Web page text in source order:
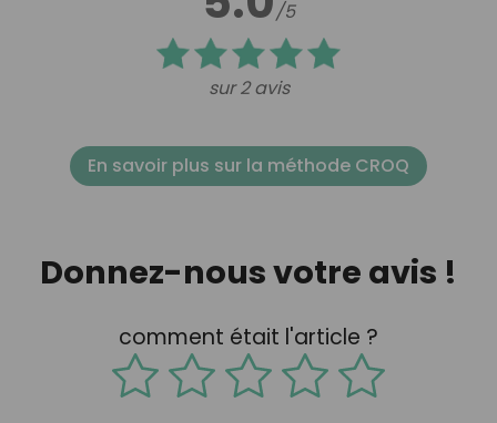
/5
sur 2 avis
En savoir plus sur la méthode CROQ
Donnez-nous votre avis !
comment était l'article ?